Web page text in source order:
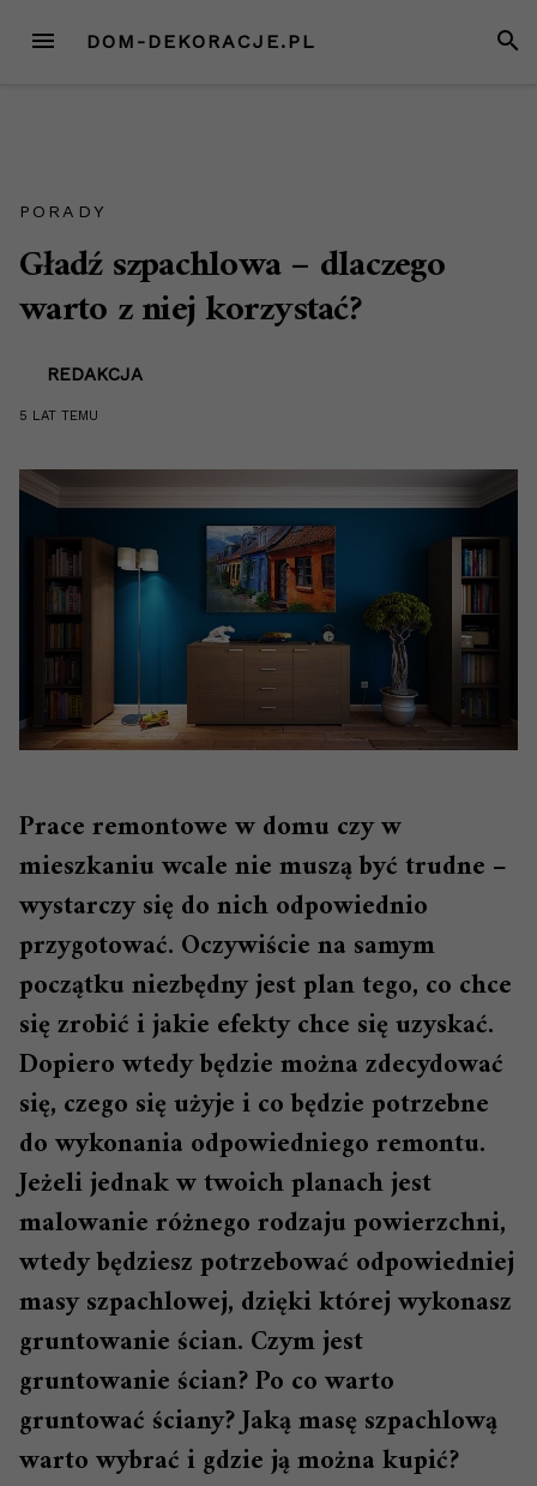
MENU DOM-DEKORACJE.PL
PORADY
Gładź szpachlowa – dlaczego
warto z niej korzystać?
REDAKCJA
5 LAT TEMU
Prace remontowe w domu czy w
mieszkaniu wcale nie muszą być trudne –
wystarczy się do nich odpowiednio
przygotować. Oczywiście na samym
początku niezbędny jest plan tego, co chce
się zrobić i jakie efekty chce się uzyskać.
Dopiero wtedy będzie można zdecydować
się, czego się użyje i co będzie potrzebne
do wykonania odpowiedniego remontu.
Jeżeli jednak w twoich planach jest
malowanie różnego rodzaju powierzchni,
wtedy będziesz potrzebować odpowiedniej
masy szpachlowej, dzięki której wykonasz
gruntowanie ścian. Czym jest
gruntowanie ścian? Po co warto
gruntować ściany? Jaką masę szpachlową
warto wybrać i gdzie ją można kupić?